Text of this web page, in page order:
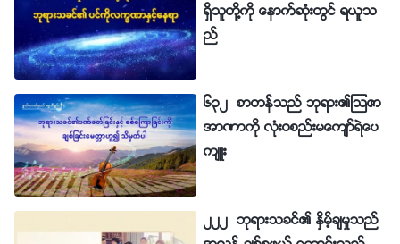
ရွိသူတို႔ကို ေနာက္ဆုံးတြင္ ရယူသ
ည္
၆၃၂ စာတန္သည္ ဘုရား၏ၾသဇာ
အာဏာကို လုံးဝစည္းမေက်ာ္ရဲေပ
က်ဴး
၂၂၂ ဘုရားသခင္၏ ႏွိမ့္ခ်မႈသည္